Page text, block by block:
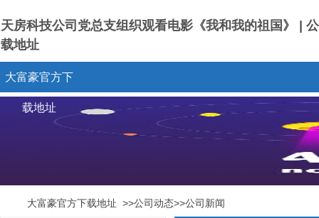
天房科技公司党总支组织观看电影《我和我的祖国》 |
载地址
大富豪官方下
载地址
大富豪官方下载地址 >>公司动态>>公司新闻